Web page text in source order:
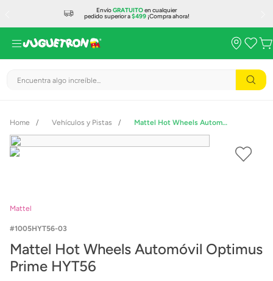
EnvíoGRATUITOen cualquier
pedido superior a$499¡Compra ahora!
Encuentra algo increíble...
Vehículos y Pistas Mattel Hot Wheels Automóvil Optimus Prime HYT56
Mattel
1005HYT56-03
Mattel Hot Wheels Automóvil Optimus
Prime HYT56